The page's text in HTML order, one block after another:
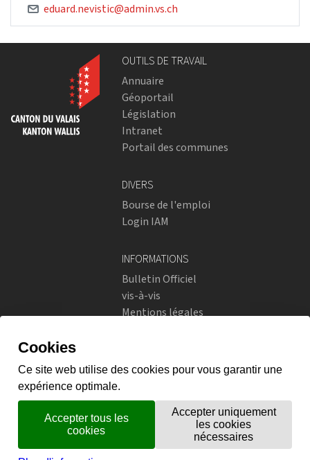
eduard.nevistic@admin.vs.ch
OUTILS DE TRAVAIL
Annuaire
Géoportail
Législation
Intranet
Portail des communes
DIVERS
Bourse de l'emploi
Login IAM
INFORMATIONS
Bulletin Officiel
vis-à-vis
Mentions légales
Instagram
flickr